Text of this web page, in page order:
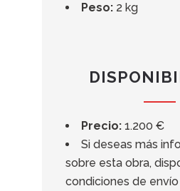
Peso: 2 kg
Precio: 1.200 €
Si deseas más
sobre esta obra,
condiciones de